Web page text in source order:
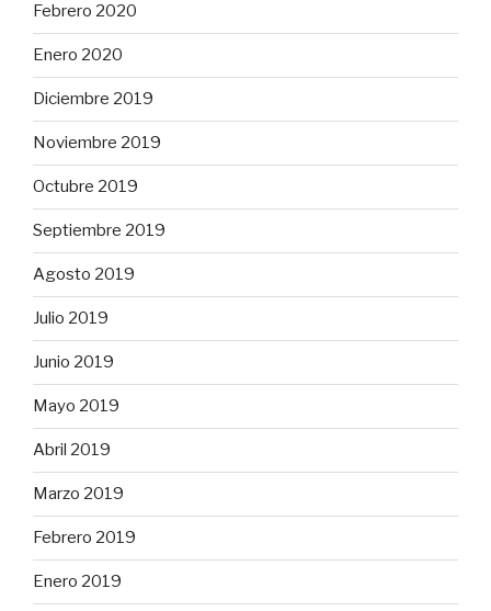
Febrero 2020
Enero 2020
Diciembre 2019
Noviembre 2019
Octubre 2019
Septiembre 2019
Agosto 2019
Julio 2019
Junio 2019
Mayo 2019
Abril 2019
Marzo 2019
Febrero 2019
Enero 2019